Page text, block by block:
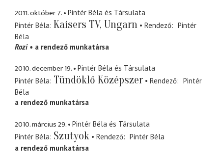
2011. október 7.
Pintér Béla és Társulata
Pintér Béla Kaisers TV, Ungarn Rendező
Pintér
Béla
Rozi
a rendező munkatársa
2010. december 19.
Pintér Béla és Társulata
Pintér Béla Tündöklő Középszer Rendező
Pintér
Béla
a rendező munkatársa
2010. március 29.
Pintér Béla és Társulata
Pintér Béla Szutyok Rendező
Pintér Béla
a rendező munkatársa